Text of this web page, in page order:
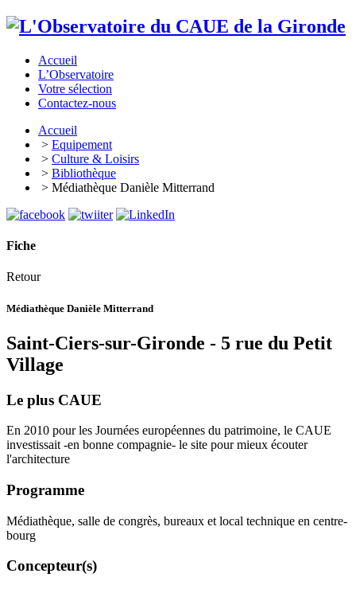
Accueil
L’Observatoire
Votre sélection
Contactez-nous
Accueil
> Equipement
> Culture & Loisirs
> Bibliothèque
> Médiathèque Danièle Mitterrand
Fiche
Retour
Médiathèque Danièle Mitterrand
Saint-Ciers-sur-Gironde - 5 rue du Petit
Village
Le plus CAUE
En 2010 pour les Journées européennes du patrimoine, le CAUE
investissait -en bonne compagnie- le site pour mieux écouter
l'architecture
Programme
Médiathèque, salle de congrès, bureaux et local technique en centre-
bourg
Concepteur(s)